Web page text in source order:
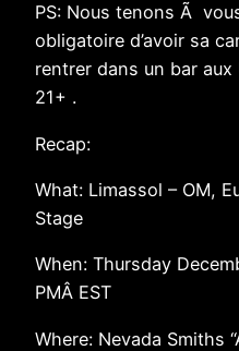
PS: Nous tenons Ã
obligatoire d’avoir sa
rentrer dans un bar
21+ .
Recap:
What: Limassol – OM,
Stage
When: Thursday
PMÂ EST
Where: Nevada Smiths